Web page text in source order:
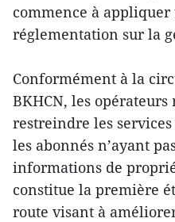
commence à
réglementation sur la
Conformément à la
BKHCN, les
restreindre les
les abonnés n’ayant
informations de
constitue la première
route visant à